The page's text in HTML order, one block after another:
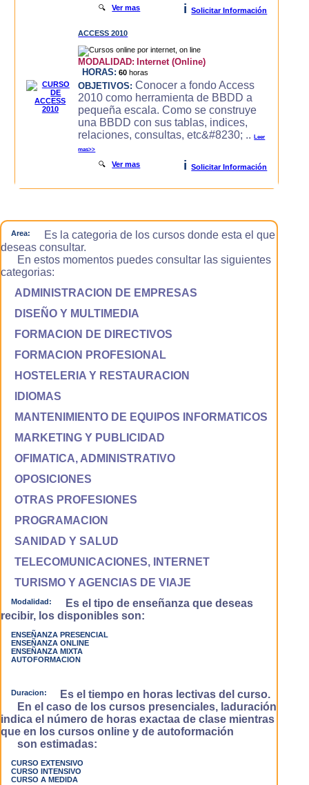
🔍Ver mas i Solicitar Información
ACCESS 2010
MODALIDAD: Internet (Online)
HORAS: 60 horas
OBJETIVOS: Conocer a fondo Access
2010 como herramienta de BBDD a
pequeña escala. Como se construye
una BBDD con sus tablas, indices,
relaciones, consultas, etc&#8230; ..Leer
mas>>
🔍Ver mas i Solicitar Información
Area:
Es la categoria de los cursos donde esta el que
deseas consultar.
En estos momentos puedes consultar las siguientes
categorias:
ADMINISTRACION DE EMPRESAS
DISEÑO Y MULTIMEDIA
FORMACION DE DIRECTIVOS
FORMACION PROFESIONAL
HOSTELERIA Y RESTAURACION
IDIOMAS
MANTENIMIENTO DE EQUIPOS INFORMATICOS
MARKETING Y PUBLICIDAD
OFIMATICA, ADMINISTRATIVO
OPOSICIONES
OTRAS PROFESIONES
PROGRAMACION
SANIDAD Y SALUD
TELECOMUNICACIONES, INTERNET
TURISMO Y AGENCIAS DE VIAJE
Modalidad:
Es el tipo de enseñanza que deseas
recibir, los disponibles son:
ENSEÑANZA PRESENCIAL
ENSEÑANZA ONLINE
ENSEÑANZA MIXTA
AUTOFORMACION
Duracion:
Es el tiempo en horas lectivas del curso.
En el caso de los cursos presenciales, laduración
indica el número de horas exactaa de clase mientras
que en los cursos online y de autoformación
son estimadas:
CURSO EXTENSIVO
CURSO INTENSIVO
CURSO A MEDIDA